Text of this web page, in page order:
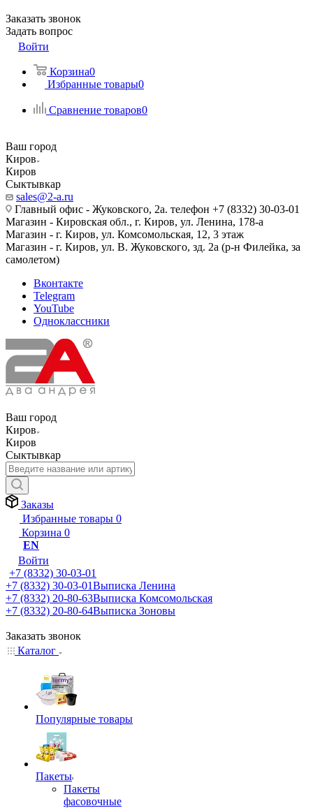
Заказать звонок
Задать вопрос
Войти
Корзина0
Избранные товары0
Сравнение товаров0
Ваш город
Киров
Киров
Сыктывкар
sales@2-a.ru
Главный офис - Жуковского, 2а. телефон +7 (8332) 30-03-01
Магазин - Кировская обл., г. Киров, ул. Ленина, 178-а
Магазин - г. Киров, ул. Комсомольская, 12, 3 этаж
Магазин - г. Киров, ул. В. Жуковского, зд. 2а (р-н Филейка, за
самолетом)
Вконтакте
Telegram
YouTube
Одноклассники
Ваш город
Киров
Киров
Сыктывкар
Заказы
Избранные товары 0
Корзина 0
EN
Войти
+7 (8332) 30-03-01
+7 (8332) 30-03-01Выписка Ленина
+7 (8332) 20-80-63Выписка Комсомольская
+7 (8332) 20-80-64Выписка Зоновы
Заказать звонок
Каталог
Популярные товары
Пакеты
Пакеты
фасовочные